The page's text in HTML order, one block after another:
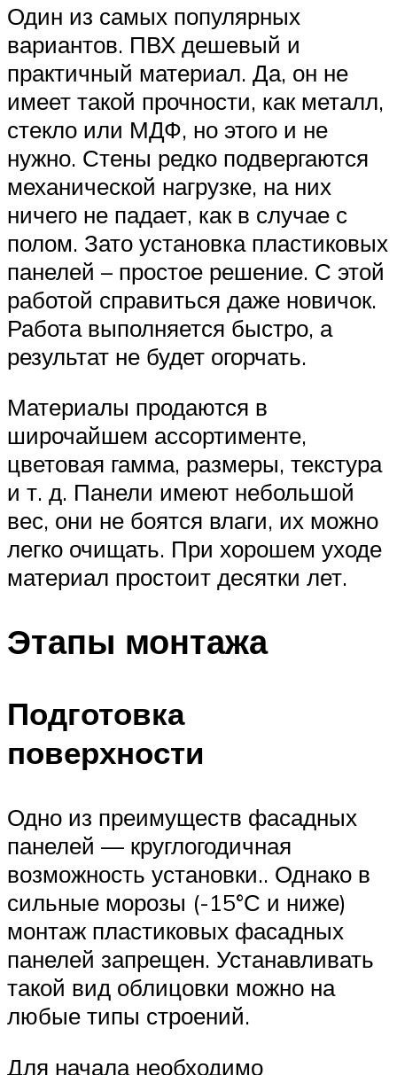
Один из самых популярных
вариантов. ПВХ дешевый и
практичный материал. Да, он не
имеет такой прочности, как металл,
стекло или МДФ, но этого и не
нужно. Стены редко подвергаются
механической нагрузке, на них
ничего не падает, как в случае с
полом. Зато установка пластиковых
панелей – простое решение. С этой
работой справиться даже новичок.
Работа выполняется быстро, а
результат не будет огорчать.
Материалы продаются в
широчайшем ассортименте,
цветовая гамма, размеры, текстура
и т. д. Панели имеют небольшой
вес, они не боятся влаги, их можно
легко очищать. При хорошем уходе
материал простоит десятки лет.
Этапы монтажа
Подготовка
поверхности
Одно из преимуществ фасадных
панелей — круглогодичная
возможность установки.. Однако в
сильные морозы (-15°С и ниже)
монтаж пластиковых фасадных
панелей запрещен. Устанавливать
такой вид облицовки можно на
любые типы строений.
Для начала необходимо